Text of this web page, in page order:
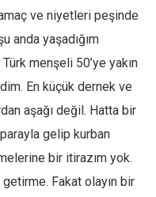
ve niyetleri peşinde
anda yaşadığım
menşeli 50’ye yakın
En küçük dernek ve
aşağı değil. Hatta bir
gelip kurban
bir itirazım yok.
Fakat olayın bir